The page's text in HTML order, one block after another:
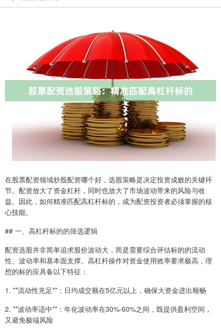
在股票配资领域炒股配资哪个好，选股策略是决定投资成败的关键环
节。配资放大了资金杠杆，同时也放大了市场波动带来的风险与收
益。因此，如何精准匹配高杠杆标的，成为配资投资者必须掌握的核
心技能。
## 一、高杠杆标的的筛选逻辑
配资选股并非简单追求股价波动大，而是需要综合评估标的的流动
性、波动率和基本面支撑。高杠杆操作对资金使用效率要求极高，理
想的标的应具备以下特征：
1. **流动性充足**：日均成交额在5亿元以上，确保大资金进出顺畅
2. **波动率适中**：年化波动率在30%-60%之间，既提供盈利空间，
又避免极端风险